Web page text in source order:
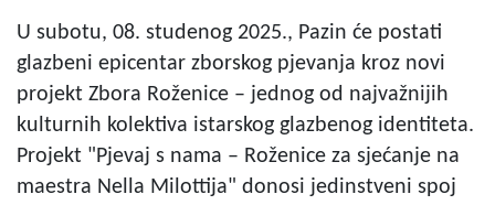
U subotu, 08. studenog 2025., Pazin će postati
glazbeni epicentar zborskog pjevanja kroz novi
projekt Zbora Roženice – jednog od najvažnijih
kulturnih kolektiva istarskog glazbenog identiteta.
Projekt "Pjevaj s nama – Roženice za sjećanje na
maestra Nella Milottija" donosi jedinstveni spoj